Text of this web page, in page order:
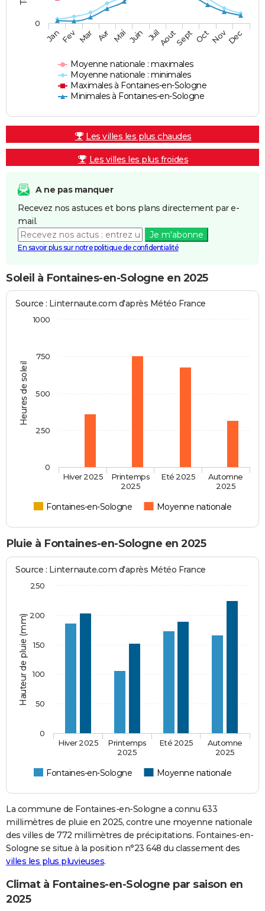
Moyenne nationale : maximales
Moyenne nationale : minimales
Maximales à Fontaines-en-Sologne
Minimales à Fontaines-en-Sologne
JanFev Mar Avr Mai Juin JuilAoutSept OctNovDec
0
Les villes les plus chaudes
Les villes les plus froides
A ne pas manquer
Recevez nos astuces et bons plans directement par e-
mail.
Je m'abonne
En savoir plus sur notre politique de confidentialité
Soleil à Fontaines-en-Sologne en 2025
Heures de soleil
Source : Linternaute.com d'après Météo France
Fontaines-en-Sologne Moyenne nationale
Hiver 2025
Printemps
2025
Eté 2025
Automne
2025
0
250
500
750
1000
Pluie à Fontaines-en-Sologne en 2025
Hauteur de pluie (mm)
Source : Linternaute.com d'après Météo France
Fontaines-en-Sologne Moyenne nationale
Hiver 2025
Printemps
2025
Eté 2025
Automne
2025
0
50
100
150
200
250
La commune de Fontaines-en-Sologne a connu 633
millimètres de pluie en 2025, contre une moyenne nationale
des villes de 772 millimètres de précipitations. Fontaines-en-
Sologne se situe à la position n°23 648 du classement des
villes les plus pluvieuses.
Climat à Fontaines-en-Sologne par saison en
2025